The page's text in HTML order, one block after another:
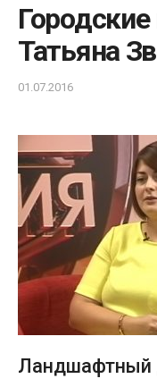
Татьяна
01.07.2016
Ландшафтный